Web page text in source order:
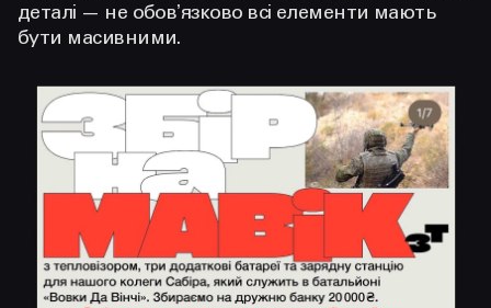
деталі — не обовʼязково всі елементи мають
бути масивними.